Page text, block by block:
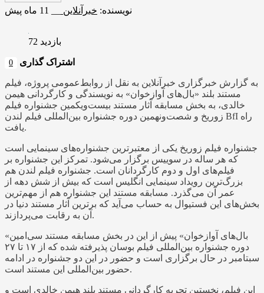
نویسنده: خبرآنلاین 11 ماه پیش
بازدید 72
اشتراک گذاری 0
به گزارش خبرگزاری خبرآنلاین به نقل از روابط‌عمومی پروژه، فیلم
مستند بلند «بال‌های آوازخوان» به نویسندگی و کارگردانی هیمن
خالدی، به بخش مسابقه آثار مستند بیست‌ویکمین جشنواره فیلم
زوریخ و شصت‌ونهمین دوره جشنواره بین‌المللی فیلم لندن BfI راه
یافت.
جشنواره فیلم زوریخ یکی از معتبرترین جشنواره‌های سینمایی است
که هر ساله در سوییس برگزار می‌شود. تمرکز این جشنواره بر
فیلم‌های اول و دوم کارگردانان است. جشنواره فیلم لندن هم
بزرگ‌ترین رویداد سینمایی انگلیس است که بیش از شش دهه از
عمر آن می‌گذرد. مسابقه مستند این جشنواره هم از مهم‌ترین
بخش‌های این فستیوال به حساب می‌آید که برترین آثار مستند دنیا در
آن به رقابت می‌پردازند.
«بال‌های آوازخوان» پیش از این در بخش مسابقه مستند سی‌امین
دوره جشنواره بین‌المللی فیلم بوسان پذیرفته شده که از ١٧ تا ٢٧
سبتامبر در حال برگزاری‌ است و حضور در این دو جشنواره در ادامه
حضور بین‌المللی این مستند است.
این فیلم، نخستین تجربه کارگردانی مستند بلند هیمن خالدی است و